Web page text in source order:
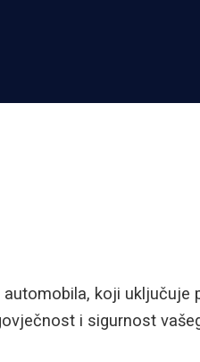
koji uključuje
i sigurnost